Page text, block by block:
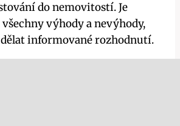
do nemovitostí. Je
výhody a nevýhody,
informované rozhodnutí.